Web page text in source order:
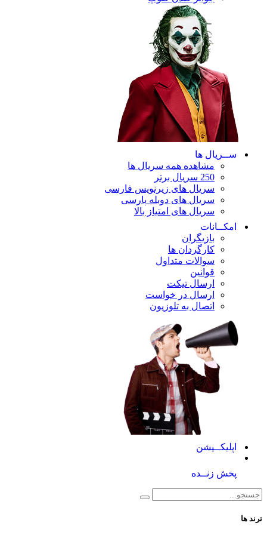
ها
مشاهده همه سریال ها
سریال های زیرنویس فارسی
سریال های دوبله پارسی
سریال های امتیاز بالا
کارگردان ها
سوالات متداول
ارسال تیکت
ارسال در خواست
اتصال به تلوزیون
زنــده